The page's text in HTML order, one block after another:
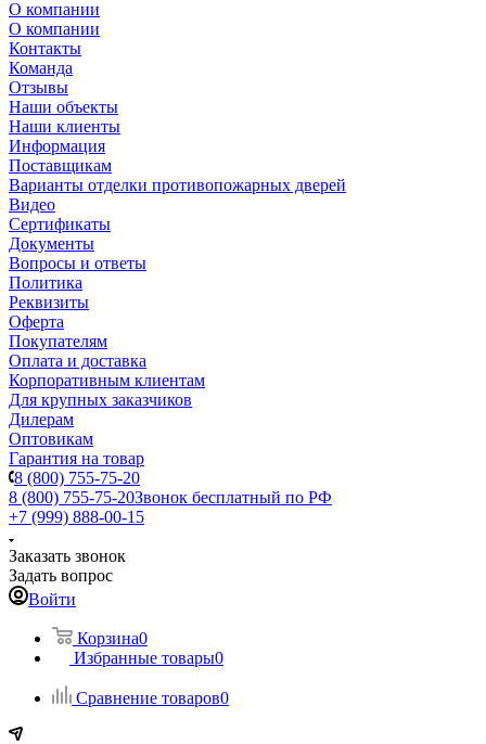
О компании
О компании
Контакты
Команда
Отзывы
Наши объекты
Наши клиенты
Информация
Поставщикам
Варианты отделки противопожарных дверей
Видео
Сертификаты
Документы
Вопросы и ответы
Политика
Реквизиты
Оферта
Покупателям
Оплата и доставка
Корпоративным клиентам
Для крупных заказчиков
Дилерам
Оптовикам
Гарантия на товар
8 (800) 755-75-20
8 (800) 755-75-20Звонок бесплатный по РФ
+7 (999) 888-00-15
Заказать звонок
Задать вопрос
Войти
Корзина0
Избранные товары0
Сравнение товаров0